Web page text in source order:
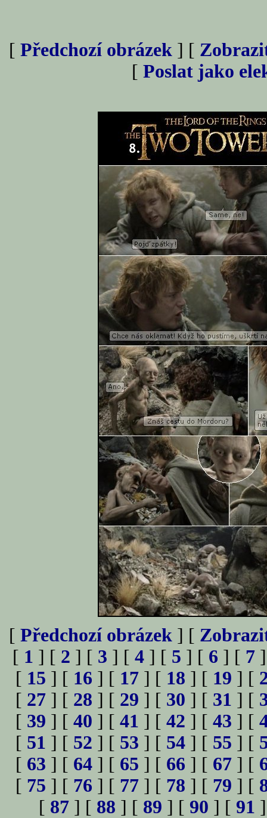
[ Předchozí obrázek ] [
[ Poslat jako
[ Předchozí obrázek ] [
[ 1 ] [ 2 ] [ 3 ] [ 4 ] [ 5 ] [ 6 ] [ 7
[ 15 ] [ 16 ] [ 17 ] [ 18 ] [ 19 ] [
[ 27 ] [ 28 ] [ 29 ] [ 30 ] [ 31 ] [
[ 39 ] [ 40 ] [ 41 ] [ 42 ] [ 43 ] [
[ 51 ] [ 52 ] [ 53 ] [ 54 ] [ 55 ] [
[ 63 ] [ 64 ] [ 65 ] [ 66 ] [ 67 ] [
[ 75 ] [ 76 ] [ 77 ] [ 78 ] [ 79 ] [
[ 87 ] [ 88 ] [ 89 ] [ 90 ] [ 91